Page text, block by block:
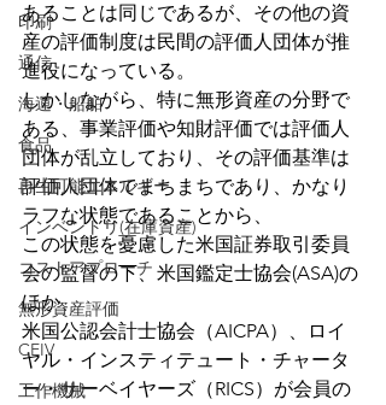
印刷
通信
海運・船舶
食品
再生可能エネルギー
インベントリ(在庫資産)
コストアプローチ
無形資産評価
CEIV
工作機械
あることは同じであるが、その他の資
産の評価制度は民間の評価人団体が推
進役になっている。
しかしながら、特に無形資産の分野で
ある、事業評価や知財評価では評価人
団体が乱立しており、その評価基準は
評価人団体でまちまちであり、かなり
ラフな状態であることから、
この状態を憂慮した米国証券取引委員
会の監督の下、米国鑑定士協会(ASA)の
ほか、
米国公認会計士協会（AICPA）、ロイ
ヤル・インスティテュート・チャータ
ー・サーベイヤーズ（RICS）が会員の